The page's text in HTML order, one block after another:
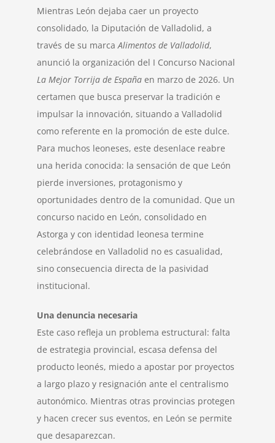
Mientras León dejaba caer un proyecto
consolidado, la Diputación de Valladolid, a
través de su marcaAlimentos de Valladolid,
anunció la organización del I Concurso Nacional
La Mejor Torrija de España en marzo de 2026. Un
certamen que busca preservar la tradición e
impulsar la innovación, situando a Valladolid
como referente en la promoción de este dulce.
Para muchos leoneses, este desenlace reabre
una herida conocida: la sensación de que León
pierde inversiones, protagonismo y
oportunidades dentro de la comunidad. Que un
concurso nacido en León, consolidado en
Astorga y con identidad leonesa termine
celebrándose en Valladolid no es casualidad,
sino consecuencia directa de la pasividad
institucional.
Una denuncia necesaria
Este caso refleja un problema estructural: falta
de estrategia provincial, escasa defensa del
producto leonés, miedo a apostar por proyectos
a largo plazo y resignación ante el centralismo
autonómico. Mientras otras provincias protegen
y hacen crecer sus eventos, en León se permite
que desaparezcan.